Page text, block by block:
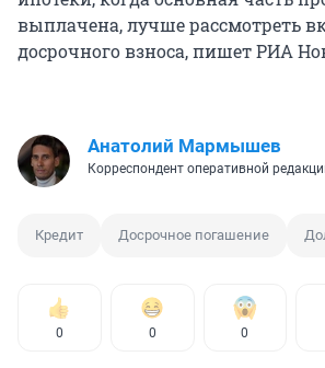
выплачена, лучше рассмотреть
досрочного взноса, пишет РИА
Анатолий Мармышев
Корреспондент оперативной
Кредит Досрочное погашение
0 0 0